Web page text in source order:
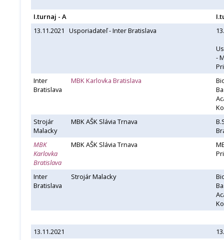
I.turnaj - A
13.11.2021 Usporiadateľ - Inter Bratislava
-
Inter
Bratislava
MBK Karlovka Bratislava
Strojár
Malacky
MBK AŠK Slávia Trnava
MBK
Karlovka
Bratislava
MBK AŠK Slávia Trnava
Inter
Bratislava
Strojár Malacky
13.11.2021